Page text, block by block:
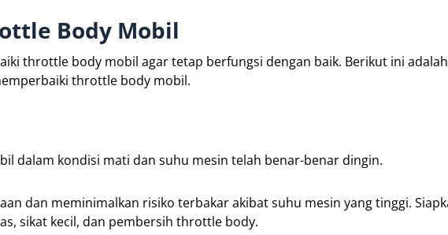
Body Mobil
throttle body mobil agar tetap berfungsi dengan baik. Berikut ini
throttle body mobil.
dalam kondisi mati dan suhu mesin telah benar-benar dingin.
dan meminimalkan risiko terbakar akibat suhu mesin yang tinggi.
sikat kecil, dan pembersih throttle body.